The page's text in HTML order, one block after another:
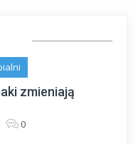
zmieniają
0